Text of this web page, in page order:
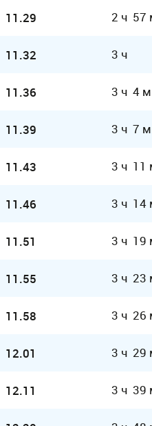
11.29 2 ч 57
11.32 3 ч
11.36 3 ч 4 м
11.39 3 ч 7 м
11.43 3 ч 11
11.46 3 ч 14
11.51 3 ч 19
11.55 3 ч 23
11.58 3 ч 26
12.01 3 ч 29
12.11 3 ч 39